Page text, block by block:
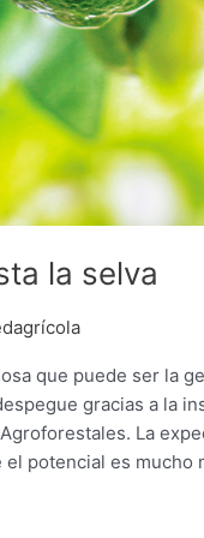
la selva
que puede ser la
gracias a la
La
potencial es mucho